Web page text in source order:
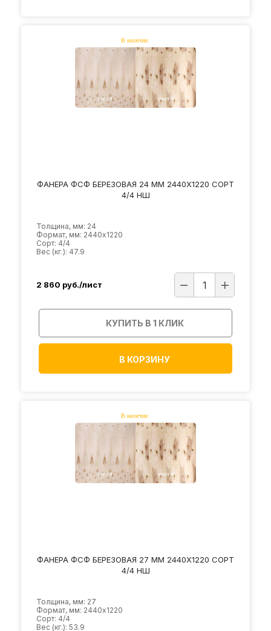
ФАНЕРА ФСФ БЕРЕЗОВАЯ 24 ММ 2440Х1220 СОРТ
4/4 НШ
Толщина, мм: 24
Формат, мм: 2440х1220
Сорт: 4/4
Вес (кг.): 47.9
2 860 руб./лист
КУПИТЬ В 1 КЛИК
В КОРЗИНУ
ФАНЕРА ФСФ БЕРЕЗОВАЯ 27 ММ 2440Х1220 СОРТ
4/4 НШ
Толщина, мм: 27
Формат, мм: 2440х1220
Сорт: 4/4
Вес (кг.): 53.9